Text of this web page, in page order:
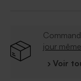
jour même
› Voir